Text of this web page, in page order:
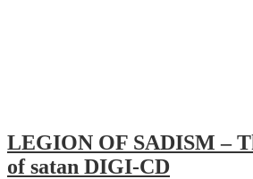
LEGION OF SADISM –
of satan DIGI-CD